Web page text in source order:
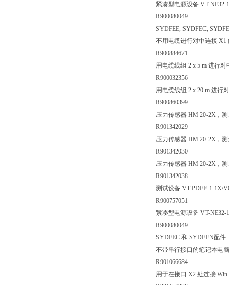
紧凑型电源设备 VT-NE32-
R900080049
SYDFEE, SYDFEC,
不用电缆进行对中连接 X1
R900884671
用电缆线组 2 x 5 m 进行
R900032356
用电缆线组 2 x 20 m 进行
R900860399
压力传感器 HM 20-2X，测
R901342029
压力传感器 HM 20-2X，测
R901342030
压力传感器 HM 20-2X，测
R901342038
测试设备 VT-PDFE-1-1X/
R900757051
紧凑型电源设备 VT-NE32-
R900080049
SYDFEC 和 SYDFEN配件
不带串行接口的笔记本电
R901066684
用于在接口 X2 处连接